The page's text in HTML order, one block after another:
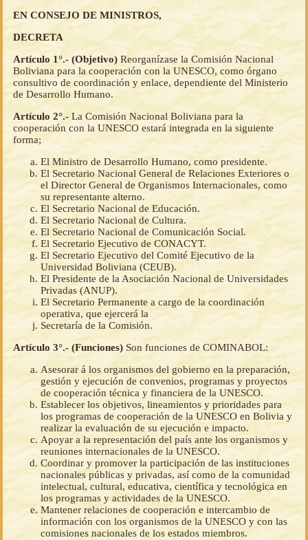
EN CONSEJO DE MINISTROS,
DECRETA
Artículo 1°.- (Objetivo) Reorganízase la Comisión Nacional
Boliviana para la cooperación con la UNESCO, como órgano
consultivo de coordinación y enlace, dependiente del Ministerio
de Desarrollo Humano.
Artículo 2°.- La Comisión Nacional Boliviana para la
cooperación con la UNESCO estará integrada en la siguiente
forma;
El Ministro de Desarrollo Humano, como presidente.
El Secretario Nacional General de Relaciones Exteriores o
el Director General de Organismos Internacionales, como
su representante alterno.
El Secretario Nacional de Educación.
El Secretario Nacional de Cultura.
El Secretario Nacional de Comunicación Social.
El Secretario Ejecutivo de CONACYT.
El Secretario Ejecutivo del Comité Ejecutivo de la
Universidad Boliviana (CEUB).
El Presidente de la Asociación Nacional de Universidades
Privadas (ANUP).
El Secretario Permanente a cargo de la coordinación
operativa, que ejercerá la
Secretaría de la Comisión.
Artículo 3°.- (Funciones) Son funciones de COMINABOL:
Asesorar á los organismos del gobierno en la preparación,
gestión y ejecución de convenios, programas y proyectos
de cooperación técnica y financiera de la UNESCO.
Establecer los objetivos, lineamientos y prioridades para
los programas de cooperación de la UNESCO en Bolivia y
realizar la evaluación de su ejecución e impacto.
Apoyar a la representación del país ante los organismos y
reuniones internacionales de la UNESCO.
Coordinar y promover la participación de las instituciones
nacionales públicas y privadas, así como de la comunidad
intelectual, cultural, educativa, científica y tecnológica en
los programas y actividades de la UNESCO.
Mantener relaciones de cooperación e intercambio de
información con los organismos de la UNESCO y con las
comisiones nacionales de los estados miembros.